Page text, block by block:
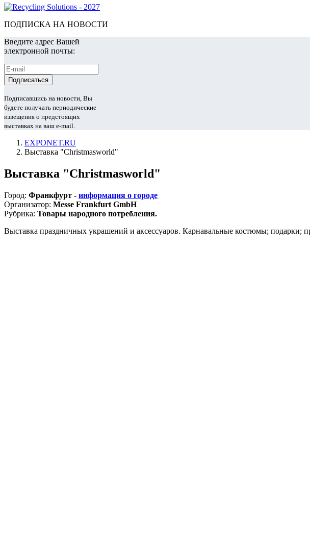
ПОДПИСКА НА НОВОСТИ
Введите адрес Вашей
электронной почты:
Подписавшись на новости, Вы
будете получать периодические
извещения о предстоящих
выставках на ваш e-mail.
EXPONET.RU
Выставка "Christmasworld"
Выставка "Christmasworld"
Город: Франкфурт - информация о городе
Организатор: Messe Frankfurt GmbH
Рубрика: Товары народного потребления.
Выставка праздничных украшений и аксессуаров. Карнавальные костюмы; подарки;